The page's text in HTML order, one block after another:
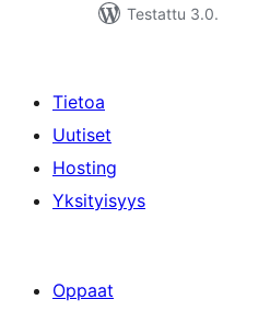
Testattu 3.0.
Tietoa
Uutiset
Hosting
Yksityisyys
Oppaat